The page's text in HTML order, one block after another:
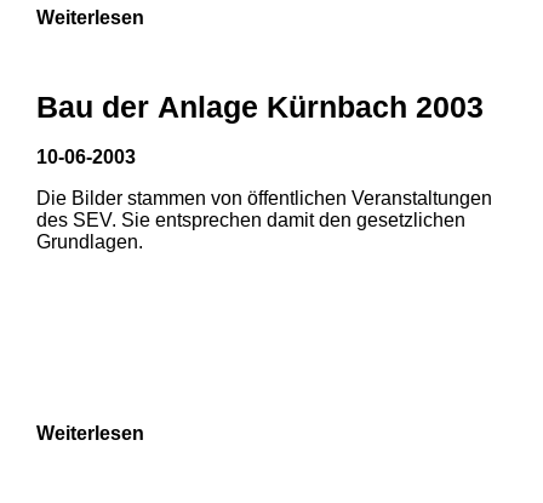
3
Weiterlesen
Bau der Anlage Kürnbach 2003
10-06-2003
Die Bilder stammen von öffentlichen Veranstaltungen
des SEV. Sie entsprechen damit den gesetzlichen
Grundlagen.
Weiterlesen